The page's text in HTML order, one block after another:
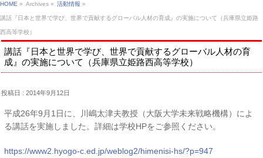
HOME » Archives » 活動情報 »
講話『日本と世界で学び、世界で貢献するグローバル人材の育成』の実施について（兵庫県立姫路
西高等学校）
講話『日本と世界で学び、世界で貢献するグローバル人材の育
成』の実施について（兵庫県立姫路西高等学校）
投稿日 : 2014年9月12日
平成26年9月1日に、川嶋太津夫教授（大阪大学未来戦略機構）によ
る講話を実施しました。詳細は学校HPをご参照ください。
https://www2.hyogo-c.ed.jp/weblog2/himenisi-hs/?p=947